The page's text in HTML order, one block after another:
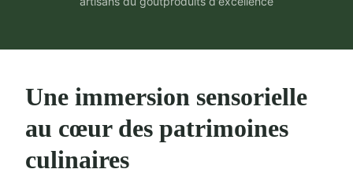
Une immersion sensorielle
au cœur des patrimoines
culinaires